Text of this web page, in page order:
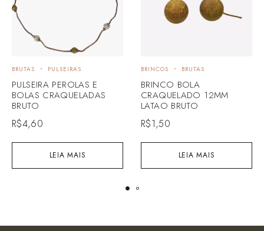
LEIA MAIS
BRUTAS PULSEIRAS
PULSEIRA PEROLAS E
BOLAS CRAQUELADAS
BRUTO
R$4,60
LEIA MAIS
BRINCOS BRUTAS
BRINCO BOLA
CRAQUELADO 12MM
LATAO BRUTO
R$1,50